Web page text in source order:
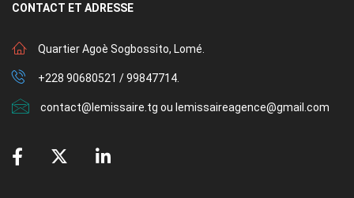
CONTACT ET ADRESSE
Quartier Agoè Sogbossito, Lomé.
+228 90680521 / 99847714.
contact@lemissaire.tg ou lemissaireagence@gmail.com